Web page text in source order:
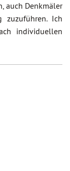
auch Denkmäler
Ich
individuellen